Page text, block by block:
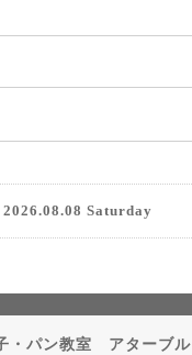
2026.08.08 Saturday
・パン教室 アターブル